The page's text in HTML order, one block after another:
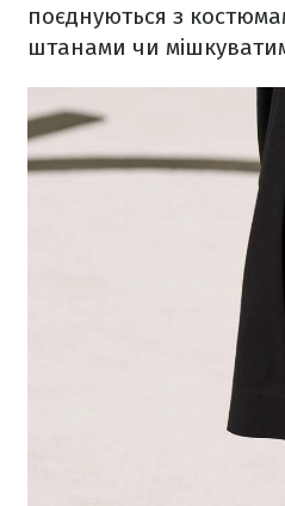
поєднуються з
штанами чи